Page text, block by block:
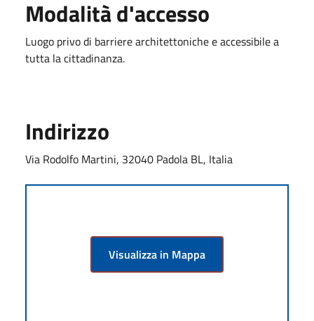
Modalità d'accesso
Luogo privo di barriere architettoniche e accessibile a
tutta la cittadinanza.
Indirizzo
Via Rodolfo Martini, 32040 Padola BL, Italia
Visualizza in Mappa